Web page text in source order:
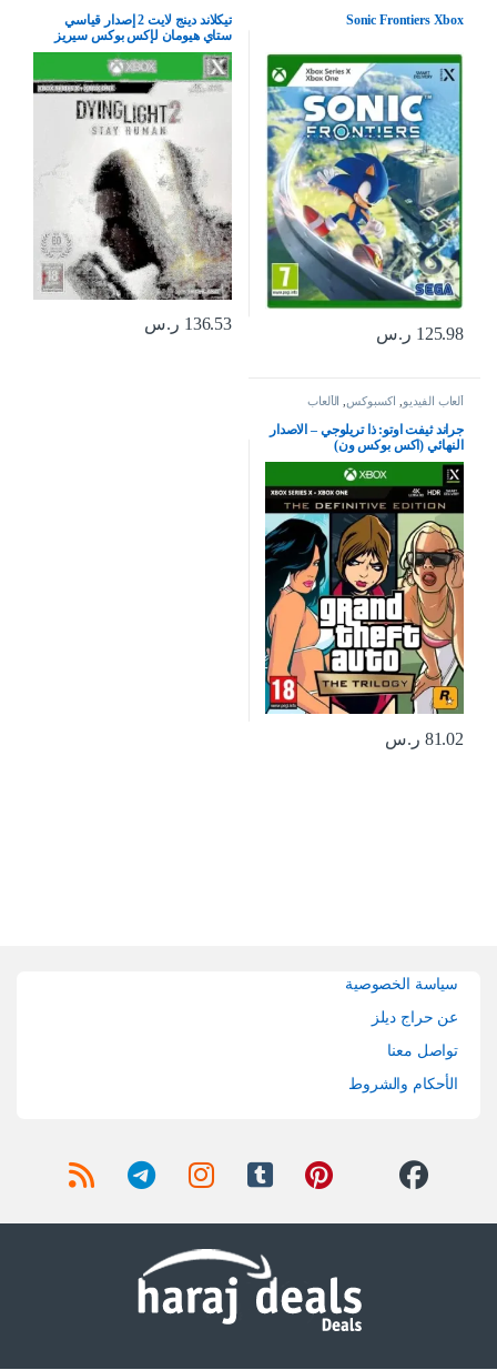
Sonic Frontiers Xbox
125.98 ر.س
تيكلاند دينج لايت 2 إصدار قياسي
ستاي هيومان لإكس بوكس سيريز
إكس بوكس وان
136.53 ر.س
ألعاب الفيديو اكسبوكس الألعاب
جراند ثيفت اوتو: ذا تريلوجي – الاصدار
النهائي (اكس بوكس ون)
81.02 ر.س
سياسة الخصوصية
عن حراج ديلز
تواصل معنا
الأحكام والشروط